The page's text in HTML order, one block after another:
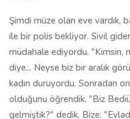
ayrıldık…
15–20 gün sonra tekrar gittik.
sivil elbise falan yok… Yine
atlatarak girdik içeri. Daha o
Onların içinde sarıklı sakallı
Bediüzzaman budur." Direk